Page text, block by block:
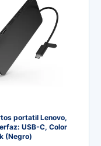
portatil Lenovo,
USB-C, Color
(Negro)